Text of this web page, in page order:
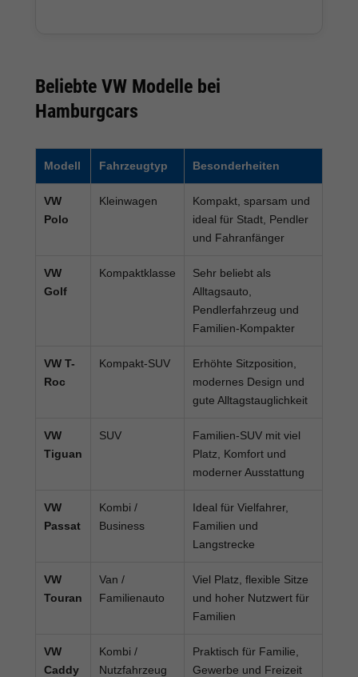
Beliebte VW Modelle bei
Hamburgcars
Modell Fahrzeugtyp Besonderheiten
VW
Polo
Kleinwagen
Kompakt, sparsam und
ideal für Stadt, Pendler
und Fahranfänger
VW
Golf
Kompaktklasse
Sehr beliebt als
Alltagsauto,
Pendlerfahrzeug und
Familien-Kompakter
VW T-
Roc
Kompakt-SUV
Erhöhte Sitzposition,
modernes Design und
gute Alltagstauglichkeit
VW
Tiguan
SUV
Familien-SUV mit viel
Platz, Komfort und
moderner Ausstattung
VW
Passat
Kombi /
Business
Ideal für Vielfahrer,
Familien und
Langstrecke
VW
Touran
Van /
Familienauto
Viel Platz, flexible Sitze
und hoher Nutzwert für
Familien
VW
Caddy
Kombi /
Nutzfahrzeug
Praktisch für Familie,
Gewerbe und Freizeit